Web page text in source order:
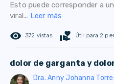
Esto puede corresponder a
viral... Leer más
remove_red_eye 372 vistas volunteer_activism Útil para 2
dolor de garganta y
Dra. Anny Johanna